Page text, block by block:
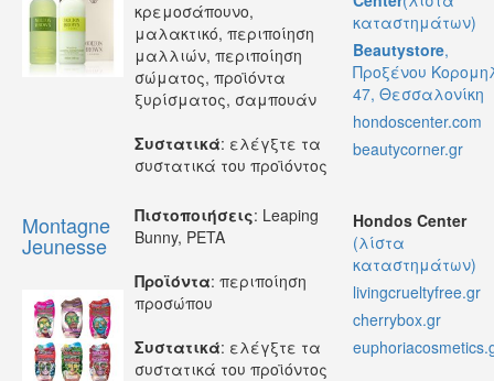
κρεμοσάπουνο,
μαλακτικό, περιποίηση
μαλλιών, περιποίηση
σώματος, προϊόντα
ξυρίσματος, σαμπουάν
Συστατικά: ελέγξτε τα
συστατικά του προϊόντος
καταστημάτων)
Beautystore,
Προξένου
47, Θεσσαλονίκη
hondoscenter.com
beautycorner.gr
Montagne
Jeunesse
Πιστοποιήσεις: Leaping
Bunny, PETA
Προϊόντα: περιποίηση
προσώπου
Συστατικά: ελέγξτε τα
συστατικά του προϊόντος
Hondos Center
(λίστα
καταστημάτων)
livingcrueltyfree.gr
cherrybox.gr